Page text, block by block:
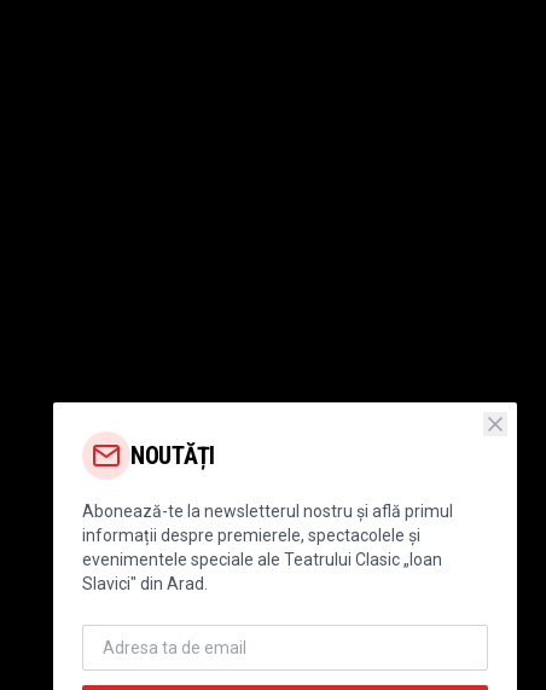
NOUTĂȚI
Abonează-te la newsletterul nostru și află primul
informații despre premierele, spectacolele și
evenimentele speciale ale Teatrului Clasic „Ioan
Slavici" din Arad.